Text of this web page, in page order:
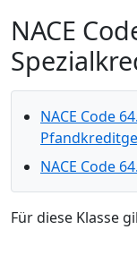
NACE
NACE Code
NACE Code
Für diese Klasse